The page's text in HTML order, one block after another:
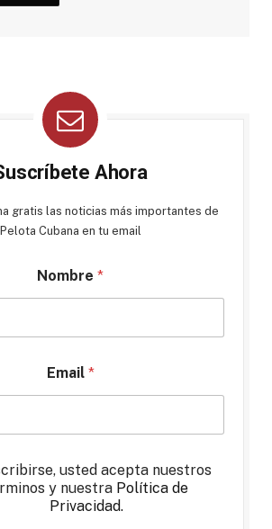
Ahora
gratis las noticias más importantes de
Pelota Cubana en tu email
Nombre *
Email *
usted acepta nuestros
y nuestra Política de
Privacidad.